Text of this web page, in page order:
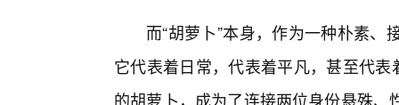
而“胡萝卜”本身，作为一种朴素
它代表着日常，代表着平凡，甚至代
的胡萝卜，成为了连接两位身份悬殊